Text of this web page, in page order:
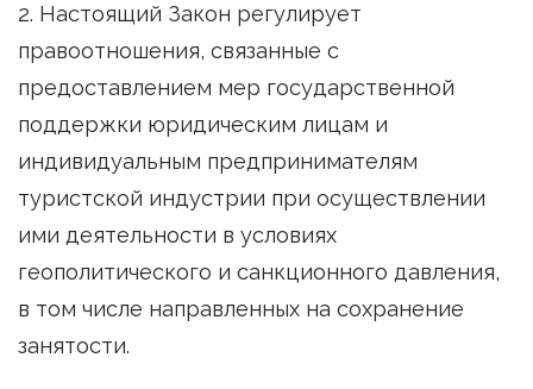
2. Настоящий Закон регулирует
правоотношения, связанные с
предоставлением мер государственной
поддержки юридическим лицам и
индивидуальным предпринимателям
туристской индустрии при осуществлении
ими деятельности в условиях
геополитического и санкционного давления,
в том числе направленных на сохранение
занятости.